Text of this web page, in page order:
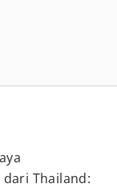
Thailand: